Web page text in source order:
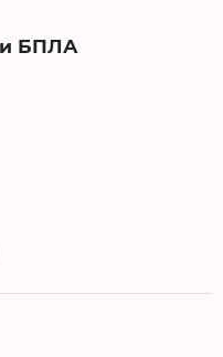
БПЛА